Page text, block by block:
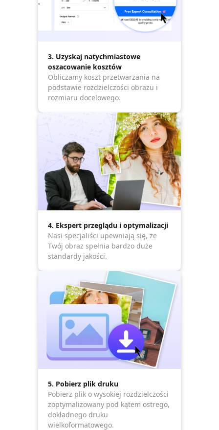
3. Uzyskaj natychmiastowe
oszacowanie kosztów
Obliczamy koszt przetwarzania na
podstawie rozdzielczości obrazu i
rozmiaru docelowego.
4. Ekspert przeglądu i optymalizacji
Nasi specjaliści upewniają się, że
Twój obraz spełnia bardzo duże
standardy jakości.
5. Pobierz plik druku
Pobierz plik o wysokiej rozdzielczości
zoptymalizowany pod kątem ostrego,
dokładnego druku
wielkoformatowego.